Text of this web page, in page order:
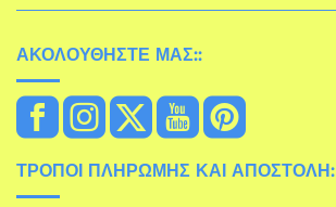
ΑΚΟΛΟΥΘΉΣΤΕ ΜΑΣ::
ΤΡΌΠΟΙ ΠΛΗΡΩΜΉΣ ΚΑΙ ΑΠΟΣΤΟΛΉ: